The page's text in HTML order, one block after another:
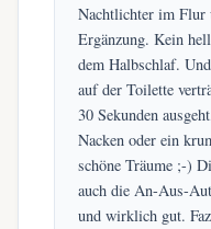
Nachtlichter im Flur
Ergänzung. Kein
dem Halbschlaf.
auf der Toilette
30 Sekunden
Nacken oder ein
schöne Träume ;-)
auch die An-Aus-
und wirklich gut.